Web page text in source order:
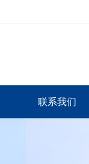
联系我们